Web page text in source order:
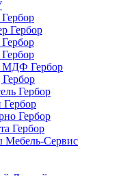
Гербор
МДФ Гербор
Гербор
Гербор
Гербор
Мебель-Сервис